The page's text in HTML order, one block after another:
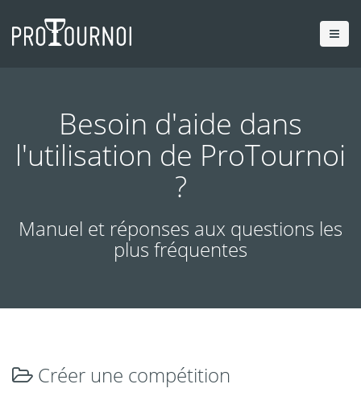
Besoin d'aide dans
l'utilisation de ProTournoi
?
Manuel et réponses aux questions les
plus fréquentes
Créer une compétition